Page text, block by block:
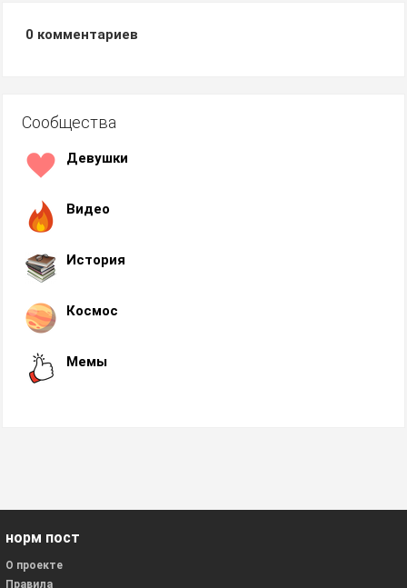
0 комментариев
Сообщества
Девушки
Видео
История
Космос
Мемы
норм пост
О проекте
Правила